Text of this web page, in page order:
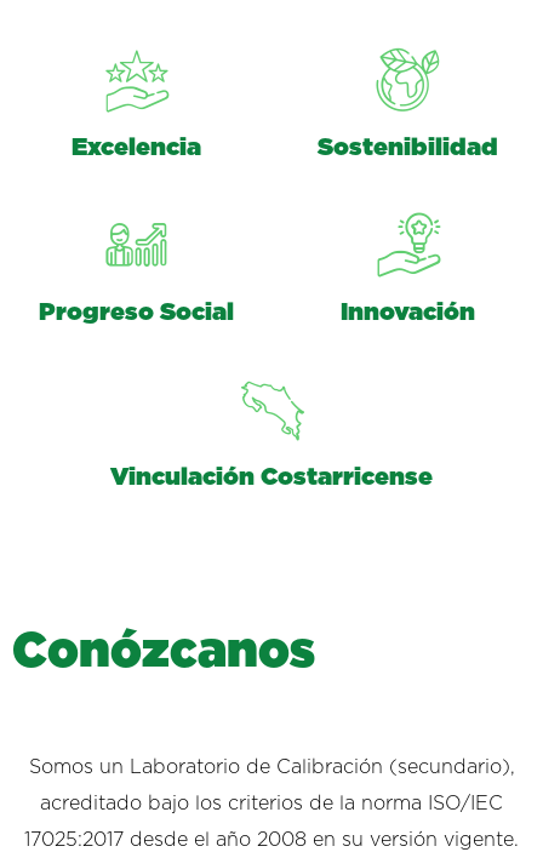
Excelencia Sostenibilidad
Progreso Social Innovación
Vinculación Costarricense
Conózcanos
Somos un Laboratorio de Calibración (secundario),
acreditado bajo los criterios de la norma ISO/IEC
17025:2017 desde el año 2008 en su versión vigente.